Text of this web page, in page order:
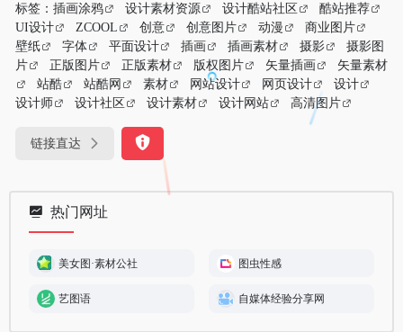
标签： 插画涂鸦 设计素材资源 设计酷站社区
酷站推荐
UI设计
ZCOOL 创意 创意图片 动漫
商业图片
壁纸
字体 平面设计 插画 插画素材 摄影
摄影图
片
正版图片 正版素材 版权图片 矢量插画
矢量素材
站酷
站酷网 素材 网站设计 网页设计
设计
设计师
设计社区 设计素材 设计网站 高清图片
链接直达
热门网址
美女图·素材公社 图虫性感
艺图语 自媒体经验分享网